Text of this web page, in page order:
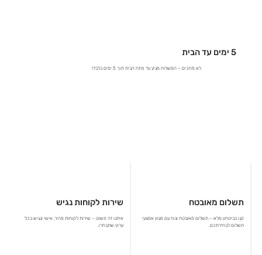
שירות לקוחות נגיש
איתנו זה פשוט – שירות לקוחות מהיר, אישי ונגיש בכל
ערוץ שתבחרו.
5 ימים עד הבית
לא מחכים – המשלוח מגיע עד פתח הבית תוך 5 ימים בלבד!
תשלום מאובטח
קנו בביטחון מלא – תשלום מאובטח ונוח עם מגוון אמצעי
תשלום לבחירתכם.